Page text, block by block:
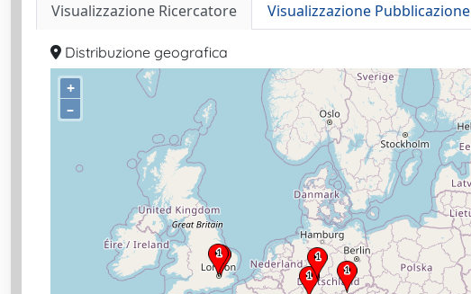
Visualizzazione Ricercatore Visualizzazione Pubblicazione
Distribuzione geografica
+
–